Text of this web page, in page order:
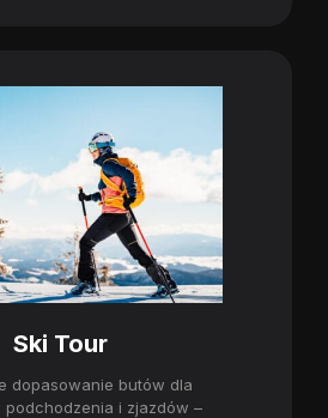
Ski Tour
dopasowanie butów dla
podchodzenia i zjazdów –